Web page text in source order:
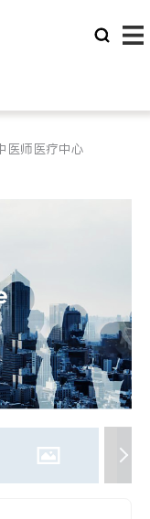
医师医疗中心